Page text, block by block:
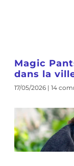
Magic
dans la
17/05/2026 14